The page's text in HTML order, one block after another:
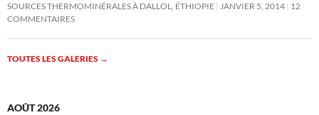
SOURCES THERMOMINÉRALES À DALLOL, ÉTHIOPIE JANVIER 5, 2014 12
COMMENTAIRES
TOUTES LES GALERIES →
AOÛT 2026